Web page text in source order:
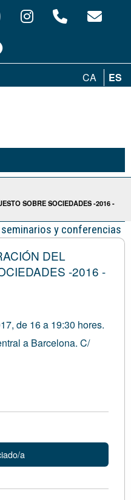
CA ES
SOBRE SOCIEDADES -2016 -
y conferencias
DEL
-2016 -
de 16 a 19:30 hores.
a Barcelona. C/
a